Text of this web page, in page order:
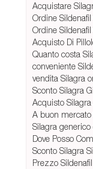
Acquistare
Ordine
Ordine
Acquisto Di
Quanto costa
conveniente
vendita Silagra
Sconto Silagra
Acquisto
A buon mercato
Silagra
Dove Posso
Sconto Silagra
Prezzo